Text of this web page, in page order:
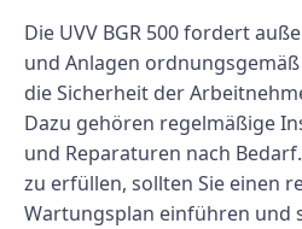
Die UVV BGR 500 fordert
und Anlagen
die Sicherheit der
Dazu gehören regelmäßige
und Reparaturen nach
zu erfüllen, sollten Sie einen
Wartungsplan einführen und